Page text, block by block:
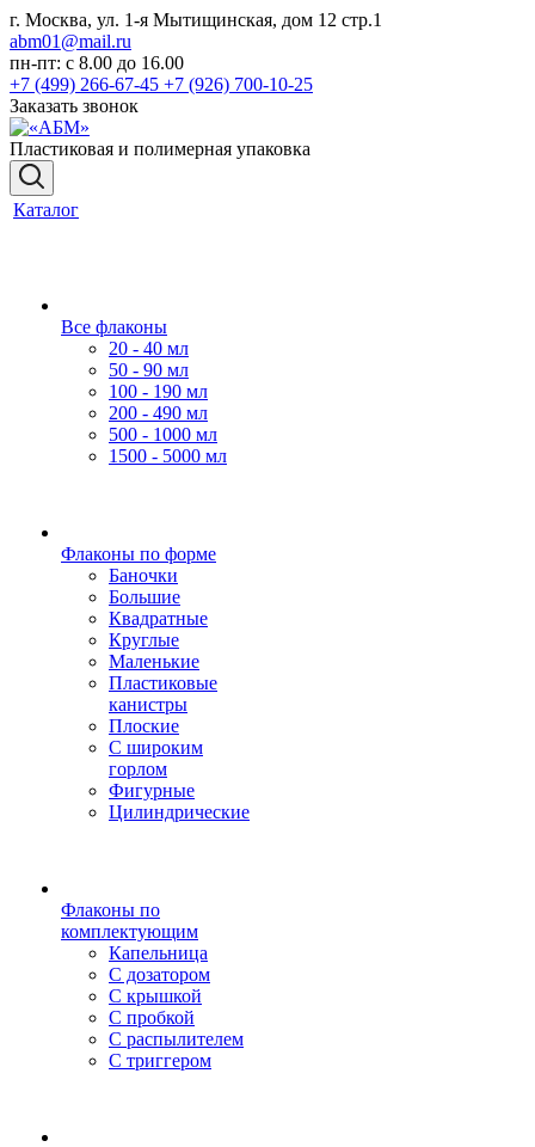
г. Москва, ул. 1-я Мытищинская, дом 12 стр.1
abm01@mail.ru
пн-пт: с 8.00 до 16.00
+7 (499) 266-67-45 +7 (926) 700-10-25
Заказать звонок
Пластиковая и полимерная упаковка
Каталог
Все флаконы
20 - 40 мл
50 - 90 мл
100 - 190 мл
200 - 490 мл
500 - 1000 мл
1500 - 5000 мл
Флаконы по форме
Баночки
Большие
Квадратные
Круглые
Маленькие
Пластиковые
канистры
Плоские
С широким
горлом
Фигурные
Цилиндрические
Флаконы по
комплектующим
Капельница
С дозатором
С крышкой
С пробкой
С распылителем
С триггером